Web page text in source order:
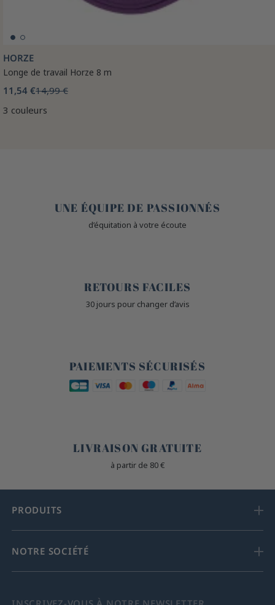
HORZE
Longe de travail Horze 8 m
11,54 €14,99 €
3 couleurs
UNE ÉQUIPE DE PASSIONNÉS
d’équitation à votre écoute
RETOURS FACILES
30 jours pour changer d’avis
PAIEMENTS SÉCURISÉS
LIVRAISON GRATUITE
à partir de 80 €
PRODUITS
NOTRE SOCIÉTÉ